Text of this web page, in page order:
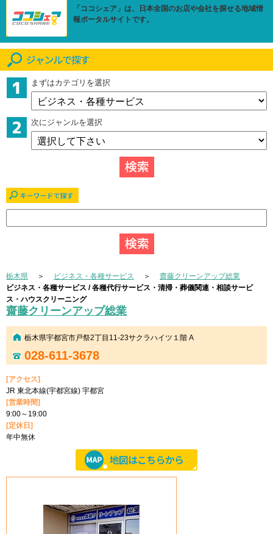
「ココシェア」は、日本全国のお店や会社を探せる地域情
報ポータルサイトです。
まずはカテゴリを選択
次にジャンルを選択
栃木県 ＞ ビジネス・各種サービス ＞ 齋藤クリーンアップ総業
ビジネス・各種サービス / 各種代行サービス・清掃・葬儀関連・相談サービ
ス・ハウスクリーニング
齋藤クリーンアップ総業
栃木県宇都宮市戸祭2丁目11-23サクラハイツ１階 A
028-611-3678
[アクセス]
JR 東北本線(宇都宮線) 宇都宮
[営業時間]
9:00～19:00
[定休日]
年中無休